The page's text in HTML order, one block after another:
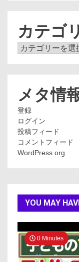
カテゴ
カ
メタ情
登録
ログイン
投稿フィード
コメントフィード
WordPress.org
YOU MAY
0 Minutes